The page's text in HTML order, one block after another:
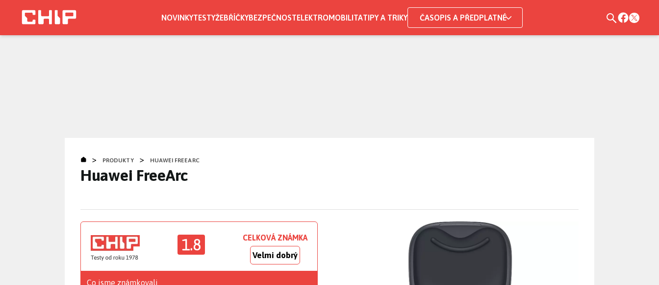
NOVINKYTESTYŽEBŘÍČKYBEZPEČNOSTELEKTROMOBILITATIPY A TRIKY ČASOPIS A PŘEDPLATNÉ
> PRODUKTY > HUAWEI FREEARC
Huawei FreeArc
1.8 CELKOVÁ ZNÁMKA
Velmi dobrý
Co jsme známkovali